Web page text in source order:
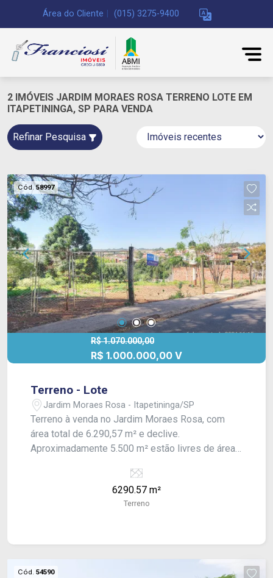
Área do Cliente (015) 3275-9400
2 IMÓVEIS JARDIM MORAES ROSA TERRENO LOTE EM
ITAPETININGA, SP PARA VENDA
Refinar Pesquisa
Cód.58997
R$ 1.070.000,00
R$ 1.000.000,00 V
Terreno - Lote
Jardim Moraes Rosa - Itapetininga/SP
Terreno à venda no Jardim Moraes Rosa, com
área total de 6.290,57 m² e declive.
Aproximadamente 5.500 m² estão livres de área
desenvolvimento de projetos residenciais ou
6290.57 m²
Terreno
Cód. 54590